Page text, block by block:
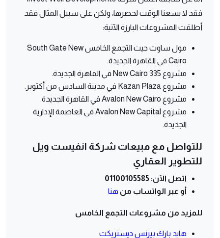
فقد لا يسعنا الوقت لحصرها، ولكن على سبيل المثال فقد
أطلقت المشروعات البارزة الآتية:
مول ساوث جيت التجمع الخامس South Gate New
Cairo في القاهرة الجديدة.
مشروع New Cairo 335 في القاهرة الجديدة.
مشروع Kazan Plaza في مدينة السادس من أكتوبر.
مشروع Avalon New Cairo في القاهرة الجديدة.
مشروع Avalon New Capital في العاصمة الإدارية
الجديدة.
للتواصل مع مبيعات شركة انفيست ويل
للتطوير العقاري
اتصل الآن: 01100105585
أو عبر الواتساب من هنا
للمزيد من مشروعات التجمع الخامس
هايد بارك بيزنس ديستريكت